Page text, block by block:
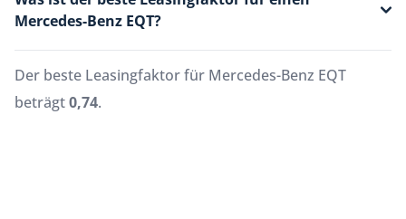
Mercedes-Benz EQT?
Der beste Leasingfaktor für Mercedes-Benz EQT
beträgt0,74.